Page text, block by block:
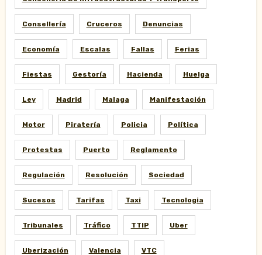
Consellería Cruceros Denuncias
Economía Escalas Fallas Ferias
Fiestas Gestoría Hacienda Huelga
Ley Madrid Malaga Manifestación
Motor Piratería Policia Política
Protestas Puerto Reglamento
Regulación Resolución Sociedad
Sucesos Tarifas Taxi Tecnologia
Tribunales Tráfico TTIP Uber
Uberización Valencia VTC